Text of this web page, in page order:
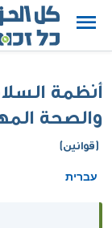
أنظمة
والصحة
(قوانين)
עברית